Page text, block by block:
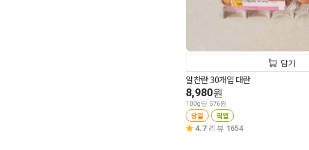
담기
알찬란 30개입 대란
8,980원
100g당 576원
당일 픽업
4.7 리뷰 1654